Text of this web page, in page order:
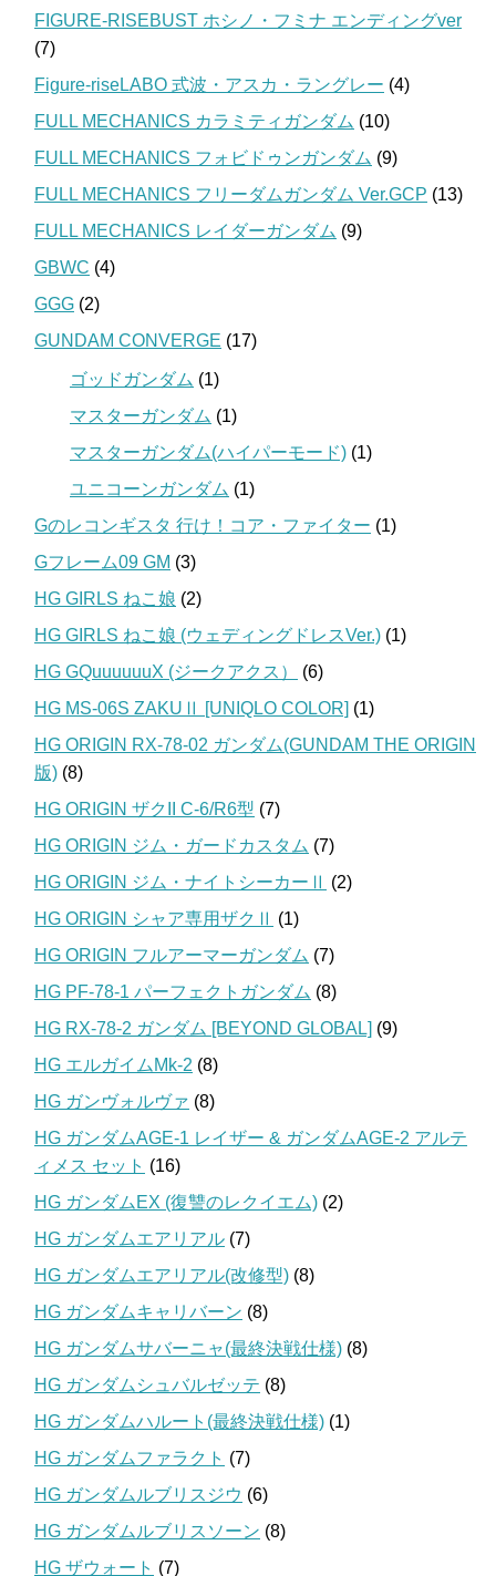
FIGURE-RISEBUST ホシノ・フミナ エンディングver
(7)
Figure-riseLABO 式波・アスカ・ラングレー (4)
FULL MECHANICS カラミティガンダム (10)
FULL MECHANICS フォビドゥンガンダム (9)
FULL MECHANICS フリーダムガンダム Ver.GCP (13)
FULL MECHANICS レイダーガンダム (9)
GBWC (4)
GGG (2)
GUNDAM CONVERGE (17)
ゴッドガンダム (1)
マスターガンダム (1)
マスターガンダム(ハイパーモード) (1)
ユニコーンガンダム (1)
Gのレコンギスタ 行け！コア・ファイター (1)
Gフレーム09 GM (3)
HG GIRLS ねこ娘 (2)
HG GIRLS ねこ娘 (ウェディングドレスVer.) (1)
HG GQuuuuuuX (ジークアクス）
(6)
HG MS-06S ZAKUⅡ [UNIQLO COLOR] (1)
HG ORIGIN RX-78-02 ガンダム(GUNDAM THE ORIGIN
版) (8)
HG ORIGIN ザクII C-6/R6型 (7)
HG ORIGIN ジム・ガードカスタム (7)
HG ORIGIN ジム・ナイトシーカーⅡ (2)
HG ORIGIN シャア専用ザクⅡ (1)
HG ORIGIN フルアーマーガンダム (7)
HG PF-78-1 パーフェクトガンダム (8)
HG RX-78-2 ガンダム [BEYOND GLOBAL] (9)
HG エルガイムMk-2 (8)
HG ガンヴォルヴァ (8)
HG ガンダムAGE-1 レイザー & ガンダムAGE-2 アルテ
ィメス セット (16)
HG ガンダムEX (復讐のレクイエム) (2)
HG ガンダムエアリアル (7)
HG ガンダムエアリアル(改修型) (8)
HG ガンダムキャリバーン (8)
HG ガンダムサバーニャ(最終決戦仕様) (8)
HG ガンダムシュバルゼッテ (8)
HG ガンダムハルート(最終決戦仕様) (1)
HG ガンダムファラクト (7)
HG ガンダムルブリスジウ (6)
HG ガンダムルブリスソーン (8)
HG ザウォート (7)